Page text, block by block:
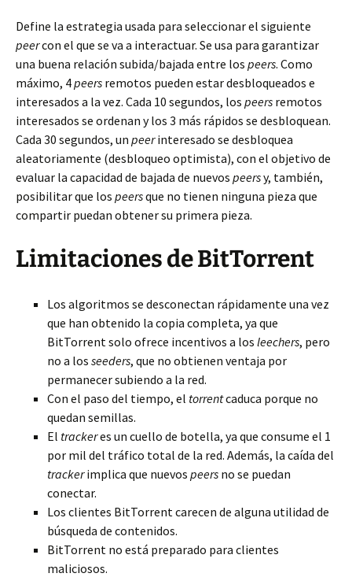
Define la estrategia usada para seleccionar el siguiente
peercon el que se va a interactuar. Se usa para garantizar
una buena relación subida/bajada entre los peers. Como
máximo, 4peers remotos pueden estar desbloqueados e
interesados a la vez. Cada 10 segundos, los peers remotos
interesados se ordenan y los 3 más rápidos se desbloquean.
Cada 30 segundos, un peerinteresado se desbloquea
aleatoriamente (desbloqueo optimista), con el objetivo de
evaluar la capacidad de bajada de nuevos peersy, también,
posibilitar que los peersque no tienen ninguna pieza que
compartir puedan obtener su primera pieza.
Limitaciones de BitTorrent
Los algoritmos se desconectan rápidamente una vez
que han obtenido la copia completa, ya que
BitTorrent solo ofrece incentivos a los leechers, pero
no a los seeders, que no obtienen ventaja por
permanecer subiendo a la red.
Con el paso del tiempo, el torrentcaduca porque no
quedan semillas.
El trackeres un cuello de botella, ya que consume el 1
por mil del tráfico total de la red. Además, la caída del
trackerimplica que nuevos peers no se puedan
conectar.
Los clientes BitTorrent carecen de alguna utilidad de
búsqueda de contenidos.
BitTorrent no está preparado para clientes
maliciosos.